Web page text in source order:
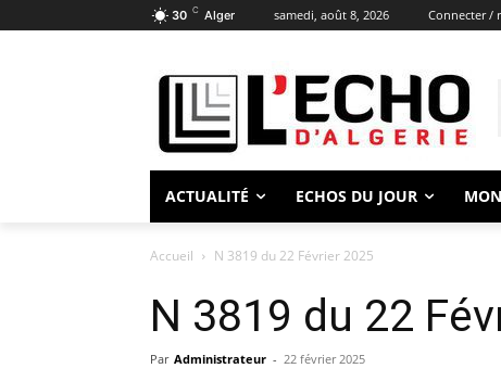
30 C Alger samedi, août 8, 2026 Connecter /
ACTUALITÉ ECHOS DU JOUR
Accueil N 3819 du 22 Février 2025
N 3819 du 22
Par Administrateur - 22 février 2025